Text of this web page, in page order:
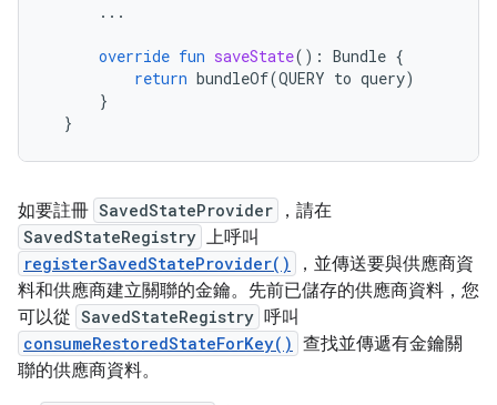
...
override fun saveState(): Bundle {
return bundleOf(QUERY to query)
}
}
如要註冊 SavedStateProvider ，請在
SavedStateRegistry 上呼叫
registerSavedStateProvider()
，並傳送要與供應商資
料和供應商建立關聯的金鑰。先前已儲存的供應商資料，您
可以從 SavedStateRegistry 呼叫
consumeRestoredStateForKey() 查找並傳遞有金鑰關
聯的供應商資料。